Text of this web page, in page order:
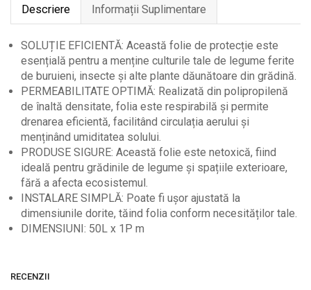
Descriere Informații Suplimentare
SOLUȚIE EFICIENTĂ: Această folie de protecție este
esențială pentru a menține culturile tale de legume ferite
de buruieni, insecte și alte plante dăunătoare din grădină.
PERMEABILITATE OPTIMĂ: Realizată din polipropilenă
de înaltă densitate, folia este respirabilă și permite
drenarea eficientă, facilitând circulația aerului și
menținând umiditatea solului.
PRODUSE SIGURE: Această folie este netoxică, fiind
ideală pentru grădinile de legume și spațiile exterioare,
fără a afecta ecosistemul.
INSTALARE SIMPLĂ: Poate fi ușor ajustată la
dimensiunile dorite, tăind folia conform necesităților tale.
DIMENSIUNI: 50L x 1P m
RECENZII